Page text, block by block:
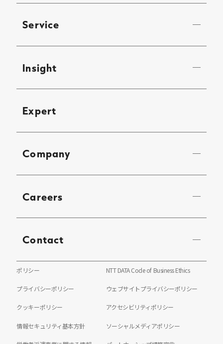
Service
Insight
Expert
Company
Careers
Contact
ポリシー NTT DATA Code of Business Ethics
プライバシーポリシー ウェブサイトプライバシーポリシー
クッキーポリシー アクセシビリティポリシー
情報セキュリティ基本方針 ソーシャルメディアポリシー